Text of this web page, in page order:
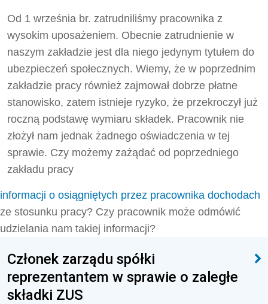
Od 1 września br. zatrudniliśmy pracownika z
wysokim uposażeniem. Obecnie zatrudnienie w
naszym zakładzie jest dla niego jedynym tytułem do
ubezpieczeń społecznych. Wiemy, że w poprzednim
zakładzie pracy również zajmował dobrze płatne
stanowisko, zatem istnieje ryzyko, że przekroczył już
roczną podstawę wymiaru składek. Pracownik nie
złożył nam jednak żadnego oświadczenia w tej
sprawie. Czy możemy zażądać od poprzedniego
zakładu pracy
informacji o osiągniętych przez pracownika dochodach
ze stosunku pracy? Czy pracownik może odmówić
udzielania nam takiej informacji?
Członek zarządu spółki
reprezentantem w sprawie o zaległe
składki ZUS